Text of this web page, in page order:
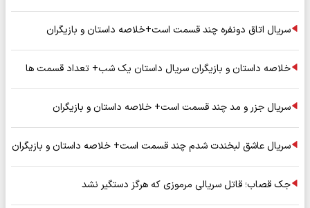
سریال اتاق دونفره چند قسمت است+خلاصه داستان و بازیگران
خلاصه داستان و بازیگران سریال داستان یک شب+ تعداد قسمت ها
سریال جزر و مد چند قسمت است+ خلاصه داستان و بازیگران
سریال عاشق لبخندت شدم چند قسمت است+ خلاصه داستان و بازیگران
جک قصاب؛ قاتل سریالی مرموزی که هرگز دستگیر نشد